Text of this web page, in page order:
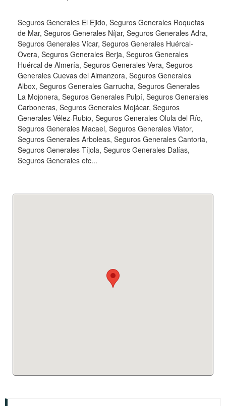
Seguros Generales El Ejido, Seguros Generales Roquetas
de Mar, Seguros Generales Níjar, Seguros Generales Adra,
Seguros Generales Vícar, Seguros Generales Huércal-
Overa, Seguros Generales Berja, Seguros Generales
Huércal de Almería, Seguros Generales Vera, Seguros
Generales Cuevas del Almanzora, Seguros Generales
Albox, Seguros Generales Garrucha, Seguros Generales
La Mojonera, Seguros Generales Pulpí, Seguros Generales
Carboneras, Seguros Generales Mojácar, Seguros
Generales Vélez-Rubio, Seguros Generales Olula del Río,
Seguros Generales Macael, Seguros Generales Viator,
Seguros Generales Arboleas, Seguros Generales Cantoria,
Seguros Generales Tíjola, Seguros Generales Dalías,
Seguros Generales etc...